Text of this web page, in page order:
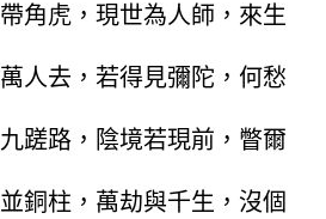
角虎，現世為人師，來生
人去，若得見彌陀，何愁
蹉路，陰境若現前，瞥爾
銅柱，萬劫與千生，沒個